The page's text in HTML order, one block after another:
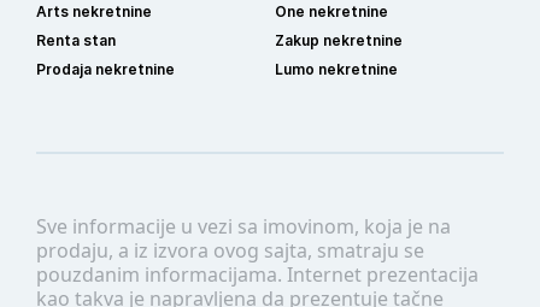
Sve informacije u vezi sa imovinom, koja je na
prodaju, a iz izvora ovog sajta, smatraju se
pouzdanim informacijama. Internet prezentacija
kao takva je napravljena da prezentuje tačne
Arts nekretnine
One nekretnine
Renta stan
Zakup nekretnine
Prodaja nekretnine
Lumo nekretnine